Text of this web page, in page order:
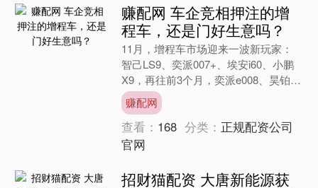
赚配网 车企竞相押注的增
程车，还是门好生意吗？
11月，增程车市场迎来一波新玩家：
智己LS9、奕派007+、埃安i60、小鹏
X9，再往前3个月，奕派e008、昊铂
HL、尚界H5、智己LS6、别克至境
L7、马自....
赚配网
查看： 168 分类： 正规配资公司
官网
招财猫配资 大唐新能源获